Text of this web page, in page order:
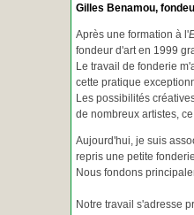
Gilles Benamou,
Après une formation à l'
fondeur d'art en 1999
Le travail de fonderie
cette pratique
Les possibilités
de nombreux artistes,
Aujourd'hui, je suis
repris une petite
Nous fondons
Notre travail s'adresse